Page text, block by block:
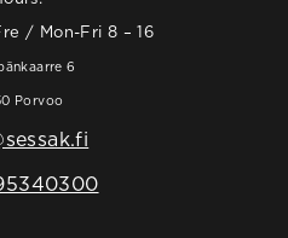
/ Mon-Fri 8 – 16
6
Porvoo